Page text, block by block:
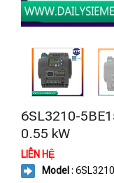
6SL3210-
0.55 kW
LIÊN HỆ
Model :